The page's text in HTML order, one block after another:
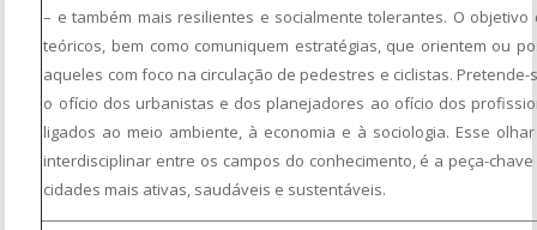
– e também mais resilientes e socialmente tolerantes. O
teóricos, bem como comuniquem estratégias, que orientem ou
aqueles com foco na circulação de pedestres e ciclistas.
o ofício dos urbanistas e dos planejadores ao ofício dos
ligados ao meio ambiente, à economia e à sociologia. Esse
interdisciplinar entre os campos do conhecimento, é a peça-
cidades mais ativas, saudáveis e sustentáveis.